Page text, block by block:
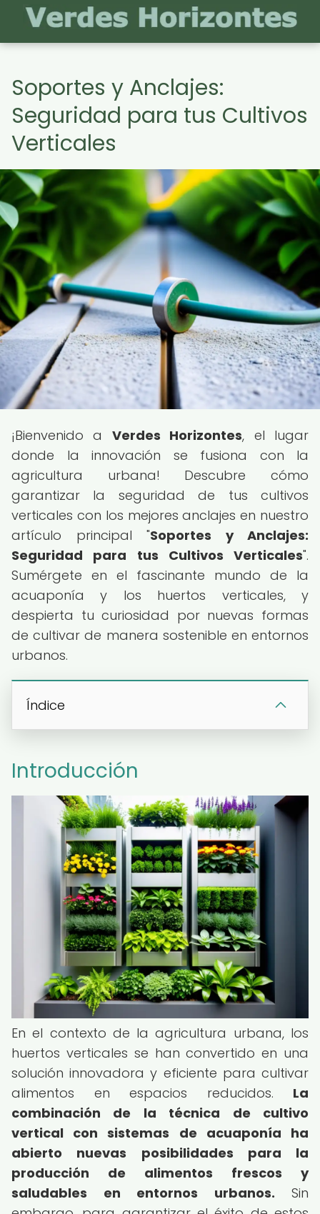
Soportes y Anclajes:
Seguridad para tus Cultivos
Verticales
¡Bienvenido a Verdes Horizontes, el lugar
donde la innovación se fusiona con la
agricultura urbana! Descubre cómo
garantizar la seguridad de tus cultivos
verticales con los mejores anclajes en nuestro
artículo principal "Soportes y Anclajes:
Seguridad para tus Cultivos Verticales".
Sumérgete en el fascinante mundo de la
acuaponía y los huertos verticales, y
despierta tu curiosidad por nuevas formas
de cultivar de manera sostenible en entornos
urbanos.
Índice
Introducción
En el contexto de la agricultura urbana, los
huertos verticales se han convertido en una
solución innovadora y eficiente para cultivar
alimentos en espacios reducidos. La
combinación de la técnica de cultivo
vertical con sistemas de acuaponía ha
abierto nuevas posibilidades para la
producción de alimentos frescos y
saludables en entornos urbanos. Sin